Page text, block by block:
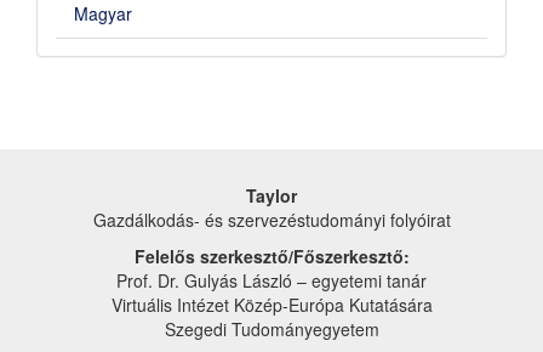
Magyar
Taylor
Gazdálkodás- és szervezéstudományi folyóirat
Felelős szerkesztő/Főszerkesztő:
Prof. Dr. Gulyás László – egyetemi tanár
Virtuális Intézet Közép-Európa Kutatására
Szegedi Tudományegyetem